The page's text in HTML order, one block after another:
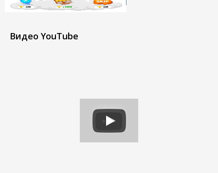
Видео YouTube